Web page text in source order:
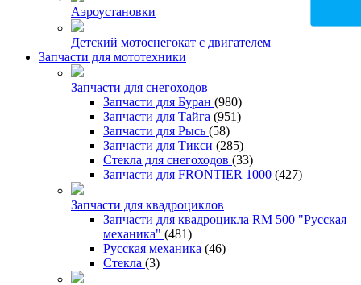
Аэроустановки
Детский мотоснегокат с двигателем
Запчасти для мототехники
Запчасти для снегоходов
Запчасти для Буран (980)
Запчасти для Тайга (951)
Запчасти для Рысь (58)
Запчасти для Тикси (285)
Стекла для снегоходов (33)
Запчасти для FRONTIER 1000 (427)
Запчасти для квадроциклов
Запчасти для квадроцикла RM 500 "Русская
механика" (481)
Русская механика (46)
Стекла (3)